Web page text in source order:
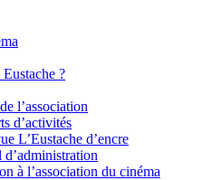
?
l’association
d’activités
L’Eustache d’encre
d’administration
à l’association du cinéma